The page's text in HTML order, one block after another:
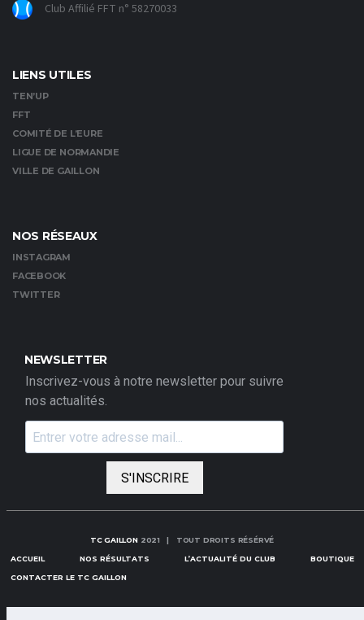
Club Affilié FFT n° 58270033
LIENS UTILES
TEN’UP
FFT
COMITÉ DE L’EURE
LIGUE DE NORMANDIE
VILLE DE GAILLON
NOS RÉSEAUX
INSTAGRAM
FACEBOOK
TWITTER
NEWSLETTER
Inscrivez-vous à notre newsletter pour suivre
nos actualités.
S'INSCRIRE
TC GAILLON2021 | TOUT DROITS RÉSÉRVÉ
ACCUEIL NOS RÉSULTATS L’ACTUALITÉ DU CLUB BOUTIQUE
CONTACTER LE TC GAILLON